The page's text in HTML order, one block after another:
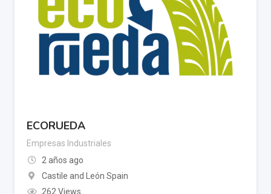
ECORUEDA
Empresas Industriales
2 años ago
Castile and León Spain
262 Views